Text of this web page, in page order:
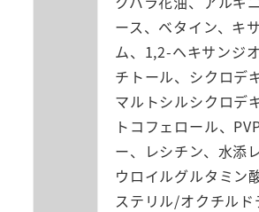
ース、ベタイン、キ
ム、1,2-ヘキサンジ
チトール、シクロデ
マルトシルシクロデ
トコフェロール、
ー、レシチン、水添
ウロイルグルタミン
ステリル/オクチルド